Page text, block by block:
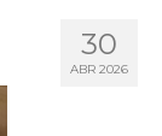
30
ABR 2026